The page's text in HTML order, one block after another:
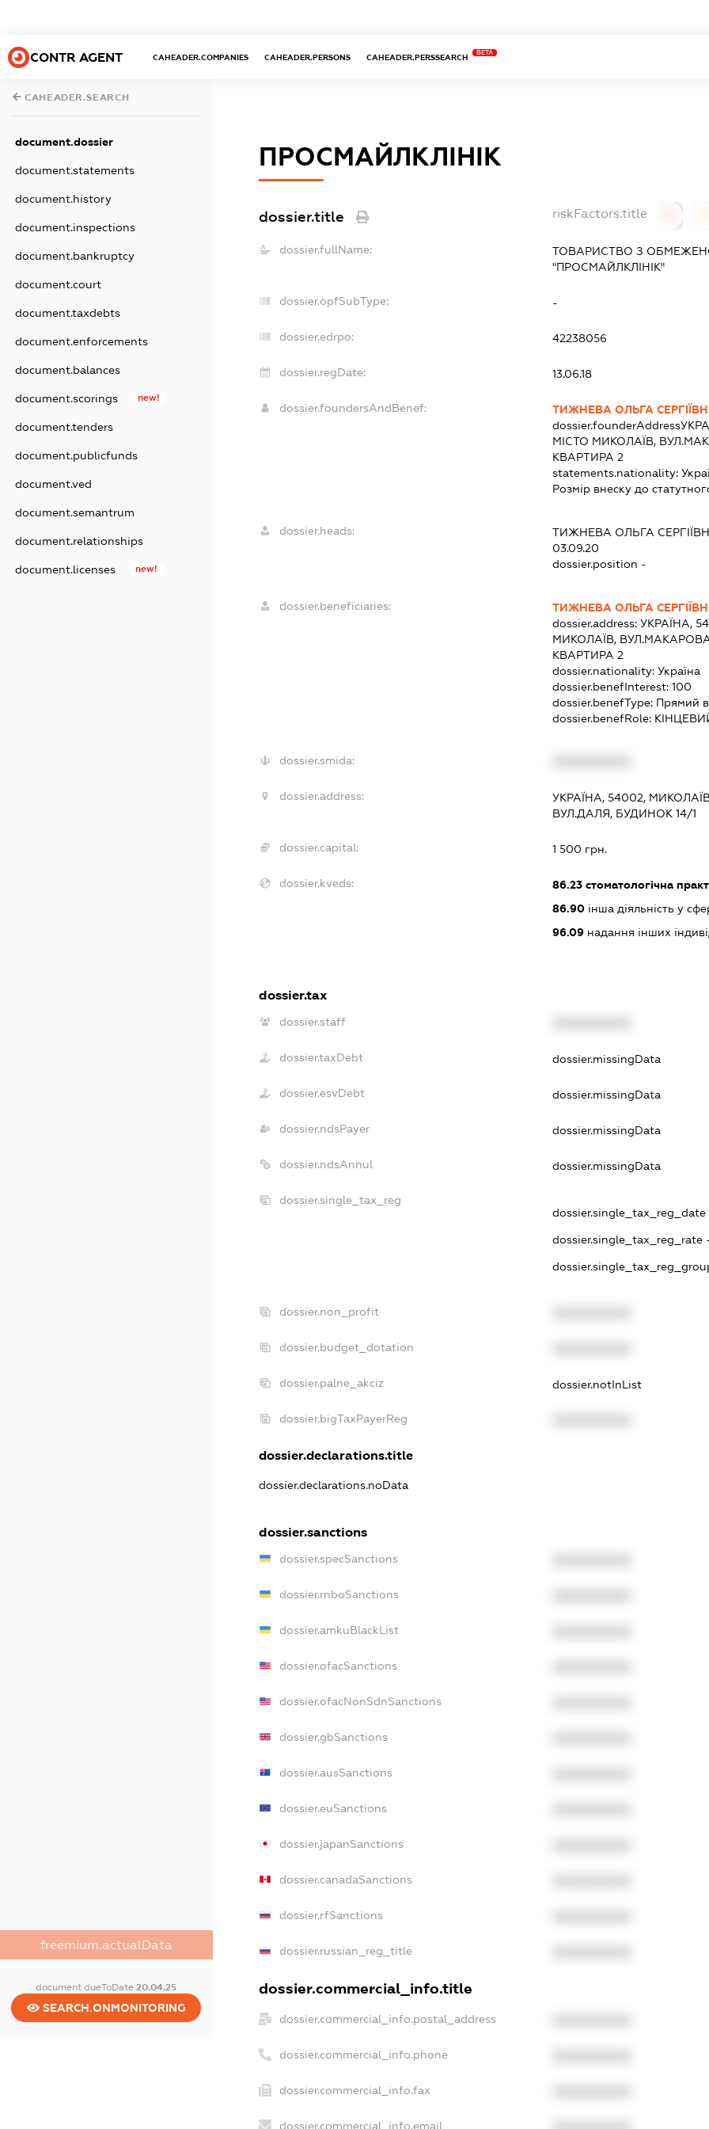
CONTR AGENT CAHEADER.COMPANIES CAHEADER.PERSONS CAHEADER.PERSSEARCH
BETA
CAHEADER.SEARCH
document.dossier
document.statements
document.history
document.inspections
document.bankruptcy
document.court
document.taxdebts
document.enforcements
document.balances
document.scorings new!
document.tenders
document.publicfunds
document.ved
document.semantrum
document.relationships
document.licenses new!
freemium.actualData
document.dueToDate20.04.25
SEARCH.ONMONITORING
ПРОСМАЙЛКЛІНІК
dossier.title riskFactors.title
dossier.fullName:
ТОВАРИСТВО З
"ПРОСМАЙЛКЛІНІК"
dossier.opfSubType: -
dossier.edrpo: 42238056
dossier.regDate: 13.06.18
dossier.foundersAndBenef:
ТИЖНЕВА ОЛЬГА
dossier.founderAddress
МІСТО МИКОЛАЇВ,
КВАРТИРА 2
statements.nationality:
Розмір внеску до
dossier.heads: ТИЖНЕВА ОЛЬГА
03.09.20
dossier.position -
dossier.beneficiaries:
ТИЖНЕВА ОЛЬГА
dossier.address: УКРАЇНА,
МИКОЛАЇВ,
КВАРТИРА 2
dossier.nationality: Україна
dossier.benefInterest: 100
dossier.benefType: Прямий
dossier.benefRole:
dossier.smida:
dossier.address:
УКРАЇНА, 54002,
ВУЛ.ДАЛЯ, БУДИНОК 14/1
dossier.capital: 1 500 грн.
dossier.kveds: 86.23стоматологічна
86.90інша діяльність у
96.09надання інших
dossier.tax
dossier.staff
dossier.taxDebt dossier.missingData
dossier.esvDebt dossier.missingData
dossier.ndsPayer dossier.missingData
dossier.ndsAnnul dossier.missingData
dossier.single_tax_reg
dossier.single_tax_reg_date
dossier.single_tax_reg_rate
dossier.non_profit
dossier.budget_dotation
dossier.palne_akciz dossier.notInList
dossier.bigTaxPayerReg
dossier.declarations.title
dossier.declarations.noData
dossier.sanctions
dossier.specSanctions
dossier.rnboSanctions
dossier.amkuBlackList
dossier.ofacSanctions
dossier.ofacNonSdnSanctions
dossier.gbSanctions
dossier.ausSanctions
dossier.euSanctions
dossier.japanSanctions
dossier.canadaSanctions
dossier.rfSanctions
dossier.russian_reg_title
dossier.commercial_info.title
dossier.commercial_info.postal_address
dossier.commercial_info.phone
dossier.commercial_info.fax
dossier.commercial_info.email